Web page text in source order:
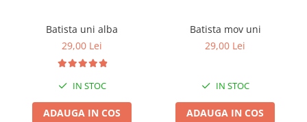
Batista uni alba
29,00 Lei
IN STOC
ADAUGA IN COS
Batista mov uni
29,00 Lei
IN STOC
ADAUGA IN COS